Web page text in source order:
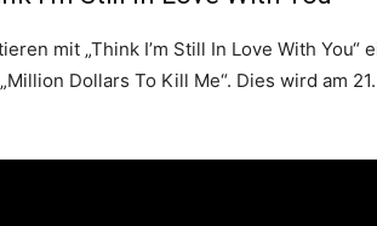
mit „Think I’m Still In Love With You“
Dollars To Kill Me“. Dies wird am